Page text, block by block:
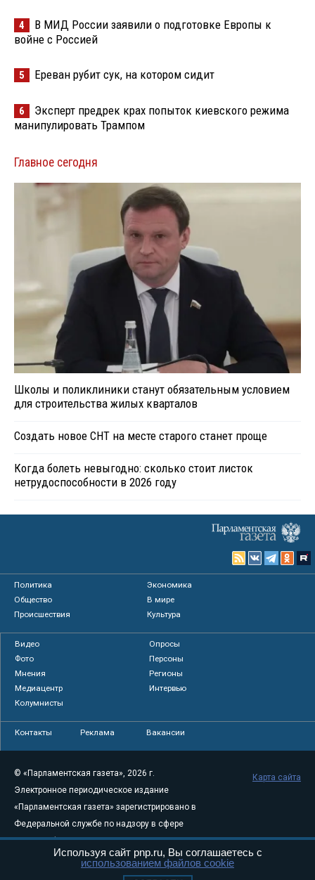
4
В МИД России заявили о подготовке Европы к
войне с Россией
5 Ереван рубит сук, на котором сидит
6
Эксперт предрек крах попыток киевского режима
манипулировать Трампом
Главное сегодня
Школы и поликлиники станут обязательным условием
для строительства жилых кварталов
Создать новое СНТ на месте старого станет проще
Когда болеть невыгодно: сколько стоит листок
нетрудоспособности в 2026 году
Политика
Экономика
Общество
В мире
Происшествия
Культура
Видео
Опросы
Фото
Персоны
Мнения
Регионы
Медиацентр
Интервью
Колумнисты
Контакты Реклама Вакансии
© «Парламентская газета», 2026 г.
Электронное периодическое издание
«Парламентская газета» зарегистрировано в
Федеральной службе по надзору в сфере
связи, информационных технологий и
массовых коммуникаций (Роскомнадзор) 05
Карта сайта
Используя сайт pnp.ru, Вы соглашаетесь с
использованием файлов cookie